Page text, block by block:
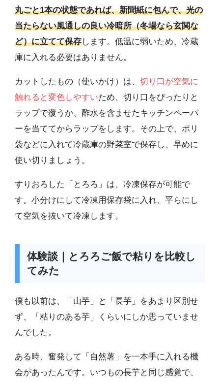
丸ごと1本の状態であれば、新聞紙に包んで、光の
当たらない風通しの良い冷暗所（冬場なら玄関な
ど）に立てて保存します。低温に弱いため、冷蔵
庫に入れる必要はありません。
カットしたもの（使いかけ）は、 切り口が空気に
触れると変色しやすいため、切り口をぴったりと
ラップで覆うか、酢水を含ませたキッチンペーパ
ーを当ててからラップをします。その上で、ポリ
袋などに入れて冷蔵庫の野菜室で保存し、早めに
使い切りましょう。
すりおろした「とろろ」は、冷凍保存が可能で
す。小分けにして冷凍用保存袋に入れ、平らにし
て空気を抜いて冷凍します。
体験談｜とろろご飯で粘りを比較し
てみた
僕も以前は、「山芋」と「長芋」をあまり区別せ
ず、「粘りのある芋」くらいにしか思っていませ
んでした。
ある時、奮発して「自然薯」を一本手に入れる機
会があったんです。いつもの長芋と同じ感覚で、